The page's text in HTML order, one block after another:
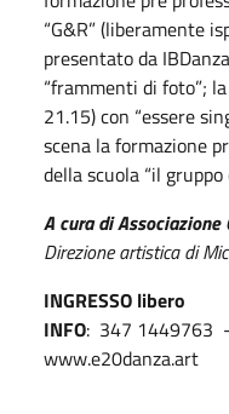
“G&R” (liberamente
presentato da
“frammenti di foto”;
21.15) con “essere
scena la formazione
della scuola “il gruppo
A cura di Associazione
Direzione artistica di
INGRESSO libero
INFO: 347 1449763
www.e20danza.art